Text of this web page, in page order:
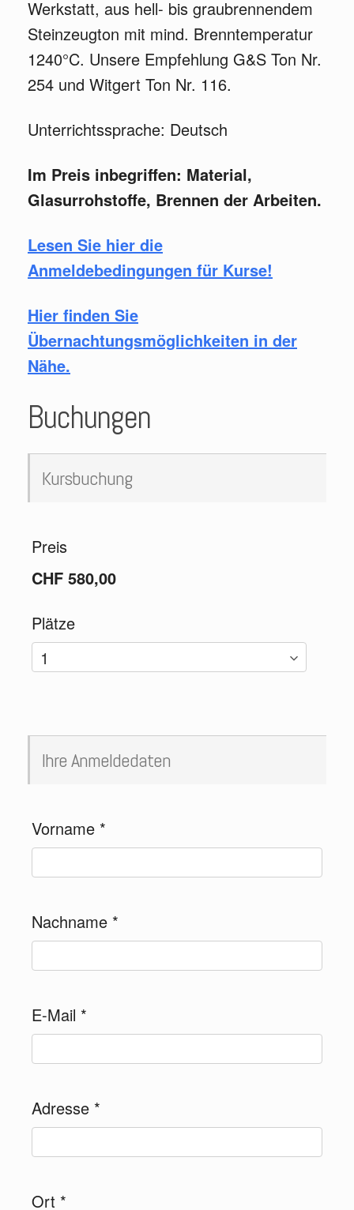
Werkstatt, aus hell- bis graubrennendem
Steinzeugton mit mind. Brenntemperatur
1240°C. Unsere Empfehlung G&S Ton Nr.
254 und Witgert Ton Nr. 116.
Unterrichtssprache: Deutsch
Im Preis inbegriffen: Material,
Glasurrohstoffe, Brennen der Arbeiten.
Lesen Sie hier die
Anmeldebedingungen für Kurse!
Hier finden Sie
Übernachtungsmöglichkeiten in der
Nähe.
Buchungen
Kursbuchung
Preis
CHF 580,00
Plätze
Ihre Anmeldedaten
Vorname *
Nachname *
E-Mail *
Adresse *
Ort *